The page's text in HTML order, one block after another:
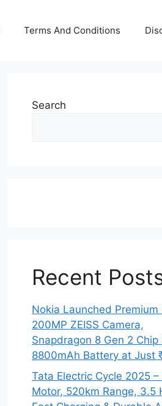
Terms And Conditions
Search
Recent
Nokia Launched Premium
200MP ZEISS Camera,
Snapdragon 8 Gen 2 Chip
8800mAh Battery at Just
Tata Electric Cycle 2025
Motor, 520km Range, 3.5